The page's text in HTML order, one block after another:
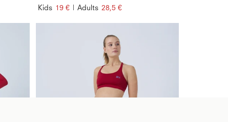
Kids 19 € | Adults 28,5 €